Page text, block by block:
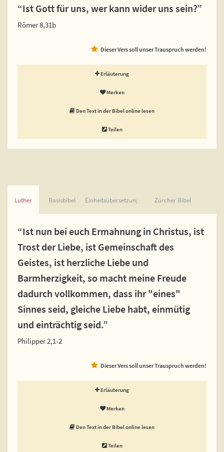
“Ist Gott für uns, wer kann wider uns sein?”
Römer 8,31b
Dieser Vers soll unser Trauspruch werden!
Erläuterung
Merken
Den Text in der Bibel online lesen
Teilen
Luther Basisbibel Einheitsübersetzung Zürcher Bibel
“Ist nun bei euch Ermahnung in Christus, ist
Trost der Liebe, ist Gemeinschaft des
Geistes, ist herzliche Liebe und
Barmherzigkeit, so macht meine Freude
dadurch vollkommen, dass ihr "eines"
Sinnes seid, gleiche Liebe habt, einmütig
und einträchtig seid.”
Philipper 2,1-2
Dieser Vers soll unser Trauspruch werden!
Erläuterung
Merken
Den Text in der Bibel online lesen
Teilen